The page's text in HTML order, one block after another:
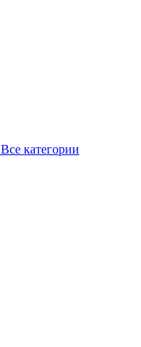
Все категории